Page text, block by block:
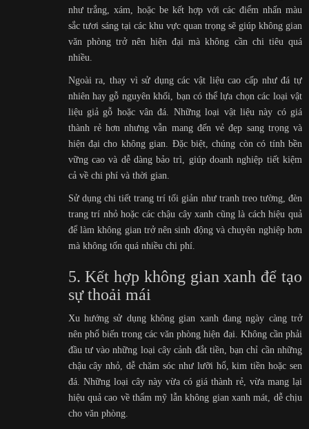
như trắng, xám, hoặc be kết hợp với các điểm nhấn màu
sắc tươi sáng tại các khu vực quan trọng sẽ giúp không gian
văn phòng trở nên hiện đại mà không cần chi tiêu quá
nhiều.
Ngoài ra, thay vì sử dụng các vật liệu cao cấp như đá tự
nhiên hay gỗ nguyên khối, bạn có thể lựa chọn các loại vật
liệu giả gỗ hoặc vân đá. Những loại vật liệu này có giá
thành rẻ hơn nhưng vẫn mang đến vẻ đẹp sang trọng và
hiện đại cho không gian. Đặc biệt, chúng còn có tính bền
vững cao và dễ dàng bảo trì, giúp doanh nghiệp tiết kiệm
cả về chi phí và thời gian.
Sử dụng chi tiết trang trí tối giản như tranh treo tường, đèn
trang trí nhỏ hoặc các chậu cây xanh cũng là cách hiệu quả
để làm không gian trở nên sinh động và chuyên nghiệp hơn
mà không tốn quá nhiều chi phí.
5. Kết hợp không gian xanh để tạo
sự thoải mái
Xu hướng sử dụng không gian xanh đang ngày càng trở
nên phổ biến trong các văn phòng hiện đại. Không cần phải
đầu tư vào những loại cây cảnh đắt tiền, bạn chỉ cần những
chậu cây nhỏ, dễ chăm sóc như lưỡi hổ, kim tiền hoặc sen
đá. Những loại cây này vừa có giá thành rẻ, vừa mang lại
hiệu quả cao về thẩm mỹ lẫn không gian xanh mát, dễ chịu
cho văn phòng.